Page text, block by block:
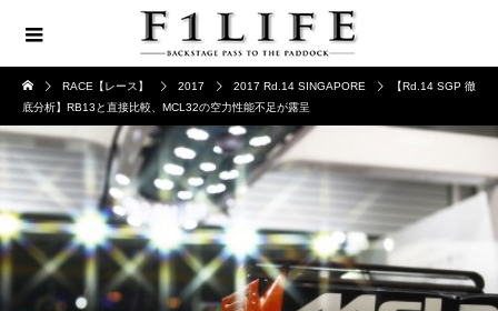
RACE【レース】 2017 2017 Rd.14 SINGAPORE
【Rd.14 SGP 徹
底分析】RB13と直接比較、MCL32の空力性能不足が露呈